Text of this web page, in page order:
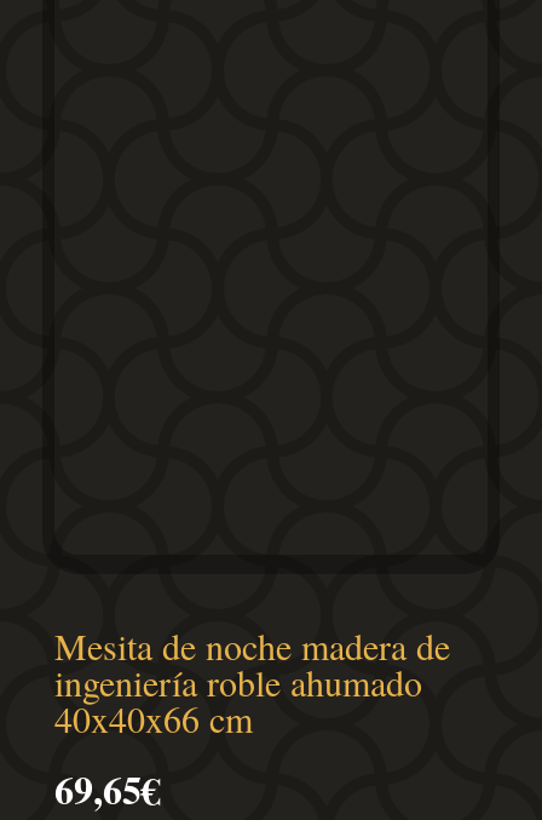
Mesita de noche madera de
ingeniería roble ahumado
40x40x66 cm
69,65€